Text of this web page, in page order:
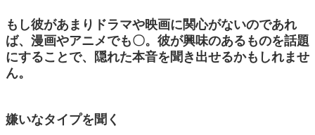
もし彼があまりドラマや映画に関心がないのであれ
ば、漫画やアニメでも〇。彼が興味のあるものを話題
にすることで、隠れた本音を聞き出せるかもしれませ
ん。
嫌いなタイプを聞く